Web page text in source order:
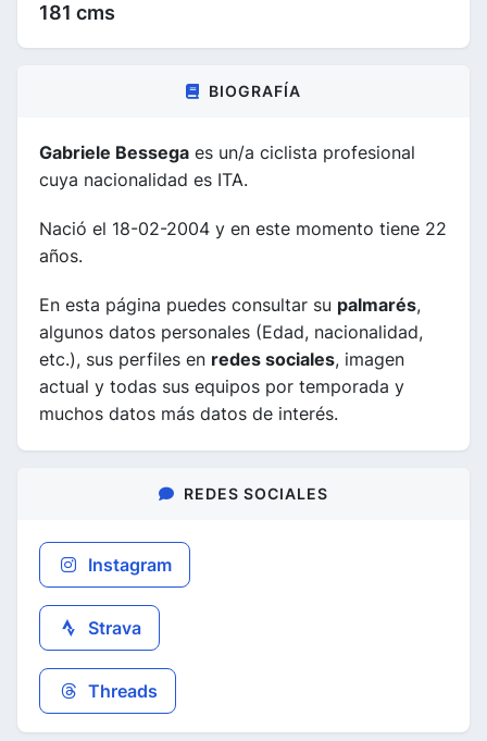
181 cms
BIOGRAFÍA
Gabriele Bessega es un/a ciclista profesional
cuya nacionalidad es ITA.
Nació el 18-02-2004 y en este momento tiene 22
años.
En esta página puedes consultar su palmarés,
algunos datos personales (Edad, nacionalidad,
etc.), sus perfiles en redes sociales, imagen
actual y todas sus equipos por temporada y
muchos datos más datos de interés.
REDES SOCIALES
Instagram
Strava
Threads